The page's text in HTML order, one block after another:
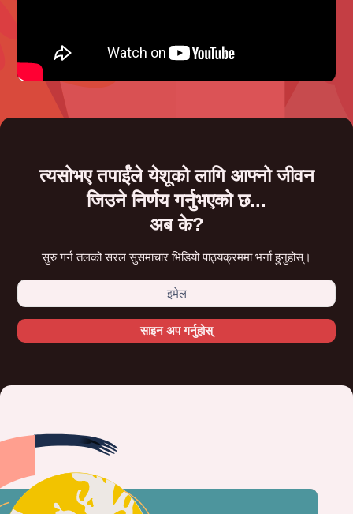
त्यसोभए तपाईंले येशूको लागि आफ्नो जीवन
जिउने निर्णय गर्नुभएको छ...
अब के?
सुरु गर्न तलको सरल सुसमाचार भिडियो पाठ्यक्रममा भर्ना हुनुहोस्।
साइन अप गर्नुहोस्